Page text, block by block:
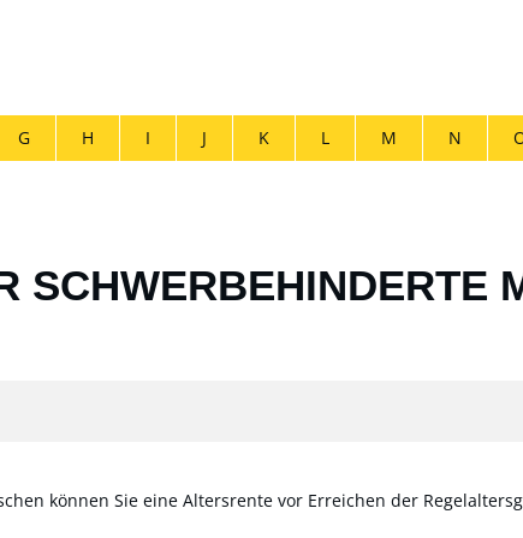
G H I J K L M N
SCHWERBEHINDERTE
können Sie eine Altersrente vor Erreichen der